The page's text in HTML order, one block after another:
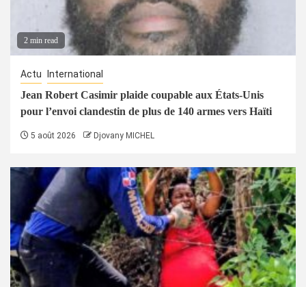
2 min read
Actu International
Jean Robert Casimir plaide coupable aux États-Unis
pour l’envoi clandestin de plus de 140 armes vers Haïti
5 août 2026 Djovany MICHEL